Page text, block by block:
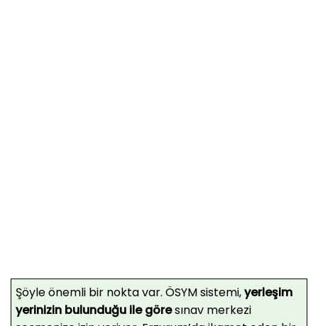
Şöyle önemli bir nokta var. ÖSYM sistemi,yerleşim
yerinizin bulunduğu ile göresınav merkezi